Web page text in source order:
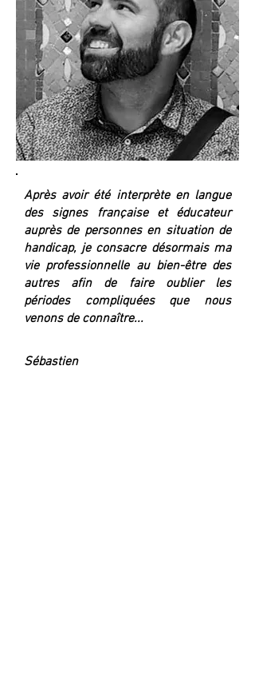
Après avoir été interprète en langue
des signes française et éducateur
auprès de personnes en situation de
handicap, je consacre désormais ma
vie professionnelle au bien-être des
autres afin de faire oublier les
périodes compliquées que nous
venons de connaître...
Sébastien